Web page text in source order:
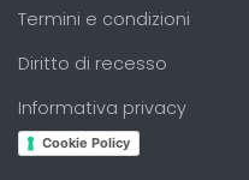
Termini e condizioni
Diritto di recesso
Informativa privacy
Cookie Policy